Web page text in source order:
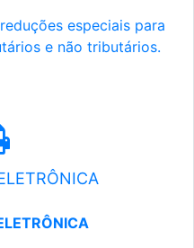
especiais para
e não tributários.